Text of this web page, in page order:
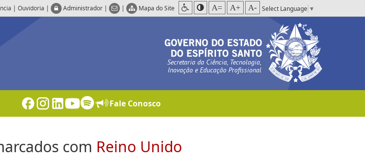
| Ouvidoria | Administrador | | Mapa do Site A= A+ A- Select Language ▼
Secretaria da Ciência, Tecnologia,
Inovação e Educação Profissional
Fale Conosco
com Reino Unido